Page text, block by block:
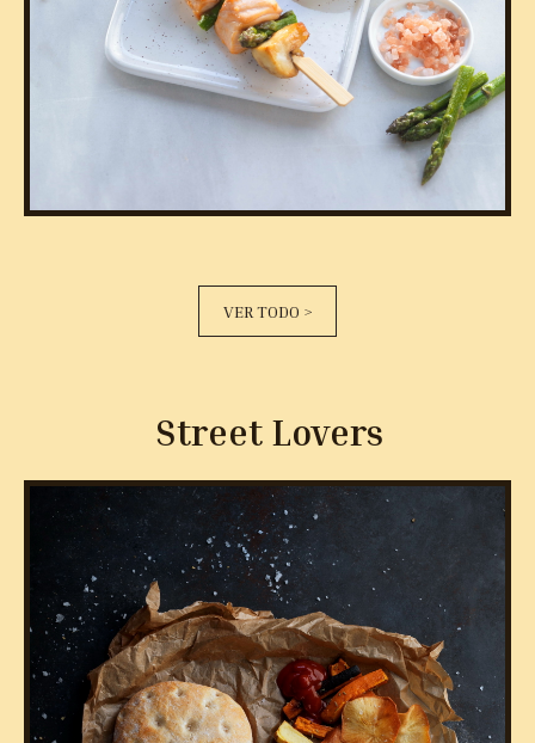
VER TODO >
Street Lovers